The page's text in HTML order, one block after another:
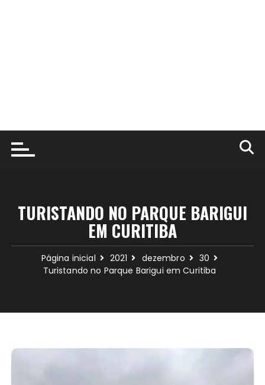
TURISTANDO NO PARQUE BARIGUI
EM CURITIBA
Página inicial 2021 dezembro
30
Turistando no Parque Barigui em Curitiba